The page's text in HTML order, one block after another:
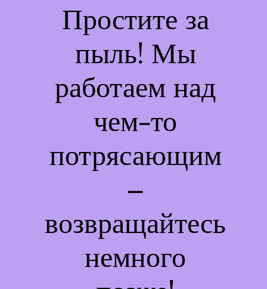
Простите за
пыль! Мы
работаем над
чем-то
потрясающим
–
возвращайтесь
немного